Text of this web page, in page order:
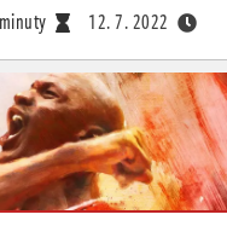
12. 7. 2022